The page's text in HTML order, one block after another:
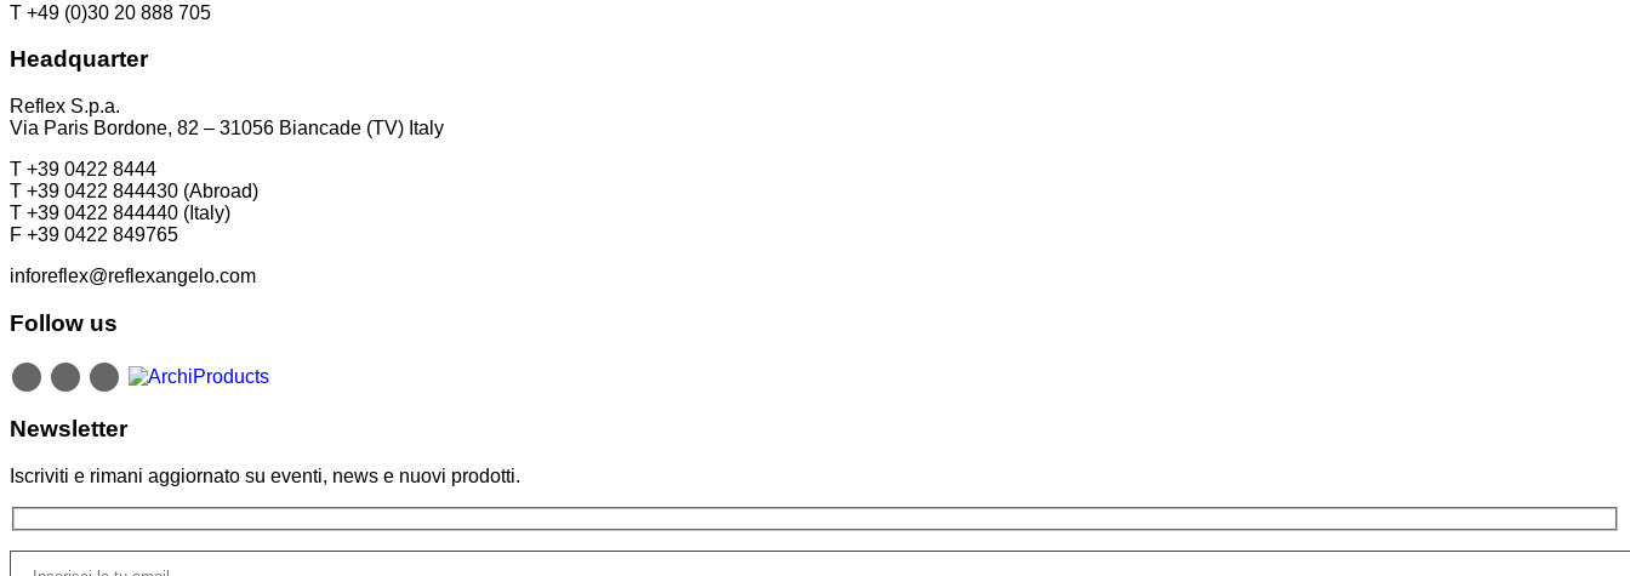
T +49 (0)30 20 888 705
Headquarter
Reflex S.p.a.
Via Paris Bordone, 82 – 31056 Biancade (TV) Italy
T +39 0422 8444
T +39 0422 844430 (Abroad)
T +39 0422 844440 (Italy)
F +39 0422 849765
inforeflex@reflexangelo.com
Follow us
Newsletter
Iscriviti e rimani aggiornato su eventi, news e nuovi prodotti.